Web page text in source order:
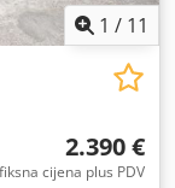
1 / 11
2.390 €
fiksna cijena plus PDV